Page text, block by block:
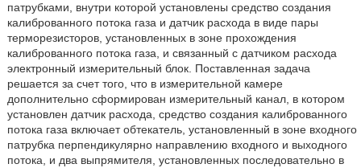
патрубками, внутри которой установлены средство создания
калиброванного потока газа и датчик расхода в виде пары
терморезисторов, установленных в зоне прохождения
калиброванного потока газа, и связанный с датчиком расхода
электронный измерительный блок. Поставленная задача
решается за счет того, что в измерительной камере
дополнительно сформирован измерительный канал, в котором
установлен датчик расхода, средство создания калиброванного
потока газа включает обтекатель, установленный в зоне входного
патрубка перпендикулярно направлению входного и выходного
потока, и два выпрямителя, установленных последовательно в